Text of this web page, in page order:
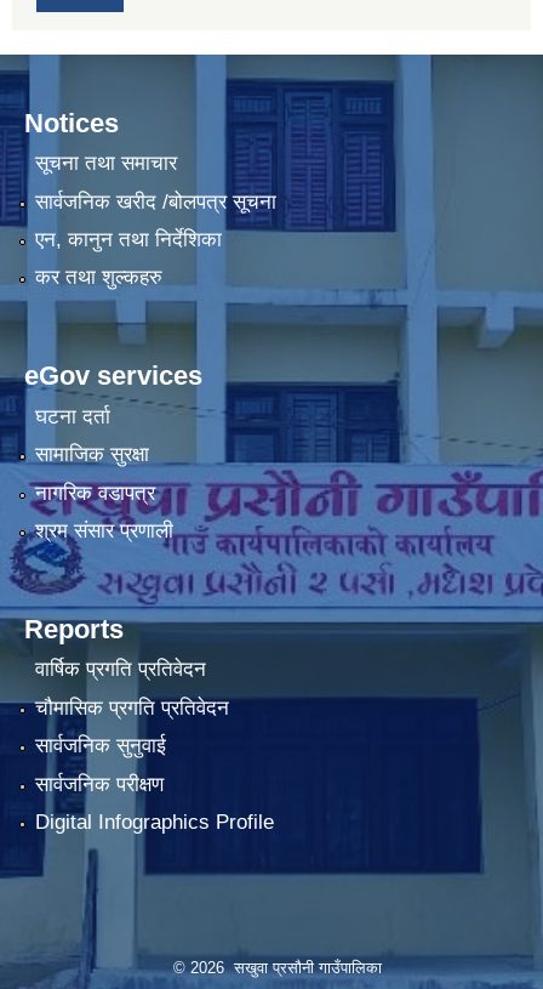
Notices
सूचना तथा समाचार
सार्वजनिक खरीद /बोलपत्र सूचना
एन, कानुन तथा निर्देशिका
कर तथा शुल्कहरु
eGov services
घटना दर्ता
सामाजिक सुरक्षा
नागरिक वडापत्र
श्रम संसार प्रणाली
Reports
वार्षिक प्रगति प्रतिवेदन
चौमासिक प्रगति प्रतिवेदन
सार्वजनिक सुनुवाई
सार्वजनिक परीक्षण
Digital Infographics Profile
© 2026 सखुवा प्रसौनी गाउँपालिका